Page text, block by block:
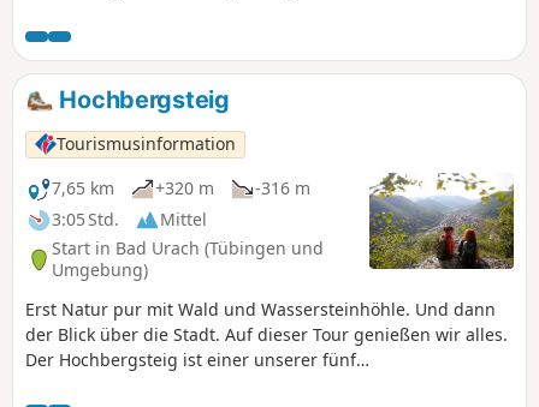
Hochbergsteig
Tourismusinformation
7,65 km
+320 m
-316 m
3:05 Std.
Mittel
Start in Bad Urach (Tübingen und
Umgebung)
Erst Natur pur mit Wald und Wassersteinhöhle. Und dann
der Blick über die Stadt. Auf dieser Tour genießen wir alles.
Der Hochbergsteig ist einer unserer fünf